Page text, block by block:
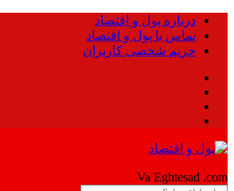
درباره پول و اقتصاد
تماس با پول و اقتصاد
حریم شخصی کاربران
Va Eghtesad .com